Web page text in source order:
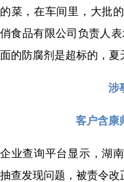
的菜，在车间里，大批
俏食品有限公司负责人
面的防腐剂是超标的，夏
涉
客户含康
企业查询平台显示，湖
抽查发现问题，被责令改